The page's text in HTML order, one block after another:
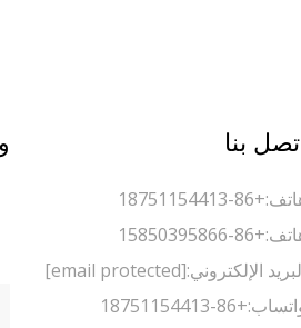
بنا
+86-18751154413
+86-15850395866
الإلكتروني:[email protected]
+86-18751154413